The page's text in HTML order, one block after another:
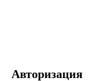
Авторизация